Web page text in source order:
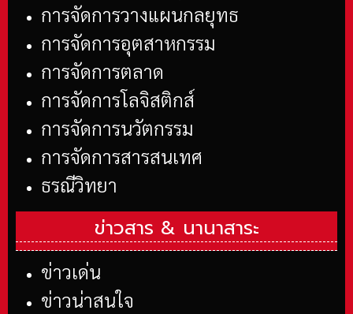
การจัดการวางแผนกลยุทธ
การจัดการอุตสาหกรรม
การจัดการตลาด
การจัดการโลจิสติกส์
การจัดการนวัตกรรม
การจัดการสารสนเทศ
ธรณีวิทยา
ข่าวสาร & นานาสาระ
ข่าวเด่น
ข่าวน่าสนใจ